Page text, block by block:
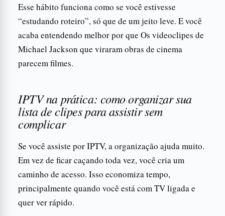
Esse hábito funciona como se você estivesse
“estudando roteiro”, só que de um jeito leve. E você
acaba entendendo melhor por que Os videoclipes de
Michael Jackson que viraram obras de cinema
parecem filmes.
IPTV na prática: como organizar sua
lista de clipes para assistir sem
complicar
Se você assiste por IPTV, a organização ajuda muito.
Em vez de ficar caçando toda vez, você cria um
caminho de acesso. Isso economiza tempo,
principalmente quando você está com TV ligada e
quer ver rápido.